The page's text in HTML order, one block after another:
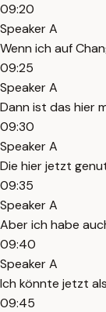
09:20
Speaker A
Wenn ich auf
09:25
Speaker A
Dann ist das hier
09:30
Speaker A
Die hier jetzt
09:35
Speaker A
Aber ich habe
09:40
Speaker A
Ich könnte jetzt
09:45